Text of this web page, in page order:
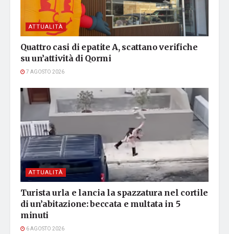
ATTUALITÀ
Quattro casi di epatite A, scattano verifiche
su un’attività di Qormi
7 AGOSTO 2026
ATTUALITÀ
Turista urla e lancia la spazzatura nel cortile
di un’abitazione: beccata e multata in 5
minuti
6 AGOSTO 2026